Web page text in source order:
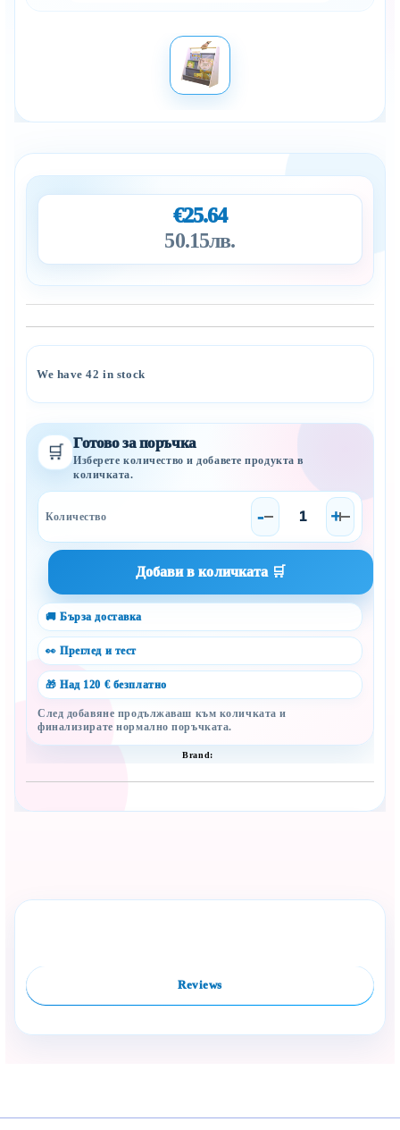
€25.64
50.15лв.
We have42in stock
🛒 Готово за поръчка
Изберете количество и добавете продукта в
количката.
- +
🚚 Бърза доставка
👀 Преглед и тест
🎁 Над 120 € безплатно
След добавяне продължаваш към количката и
финализирате нормално поръчката.
Brand:
Reviews